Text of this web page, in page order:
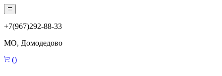
+7(967)292-88-33
МО, Домодедово
()